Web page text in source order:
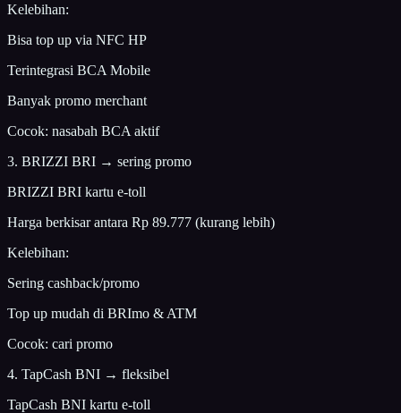
Kelebihan:
Bisa top up via NFC HP
Terintegrasi BCA Mobile
Banyak promo merchant
Cocok: nasabah BCA aktif
3. BRIZZI BRI → sering promo
BRIZZI BRI kartu e-toll
Harga berkisar antara Rp 89.777 (kurang lebih)
Kelebihan:
Sering cashback/promo
Top up mudah di BRImo & ATM
Cocok: cari promo
4. TapCash BNI → fleksibel
TapCash BNI kartu e-toll